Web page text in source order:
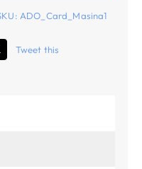
ADO_Card_Masina1
Tweet this